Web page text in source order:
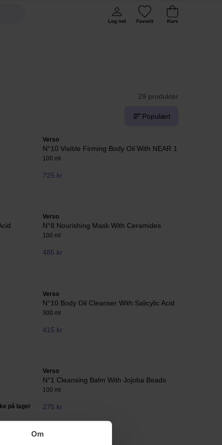
Om
Log ind Favorit Kurv
29 produkter
Populært
Verso
N°10 Visible Firming Body Oil With NEAR 1
100 ml
725 kr
Verso
N°8 Nourishing Mask With Ceramides
100 ml
485 kr
Verso
N°10 Body Oil Cleanser With Salicylic Acid
300 ml
415 kr
på lager
Verso
N°1 Cleansing Balm With Jojoba Beads
100 ml
275 kr